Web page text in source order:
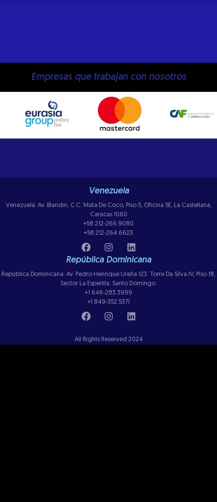
Empresas que trabajan con nosotros
Venezuela
Venezuela: Av. Blandin, C.C. Mata De Coco, Piso 5, Oficina 5E, La Castellana,
Caracas 1060
+58 212-266.9080
+58 212-264.6623
República Dominicana
República Dominicana: Av. Pedro Henrique Ureña 123. Torre Da Silva IV, Piso 18,
Sector La Esperilla, Santo Domingo.
+1 646-283.3999
+1 849-352.5371
All Rights Reserved 2024